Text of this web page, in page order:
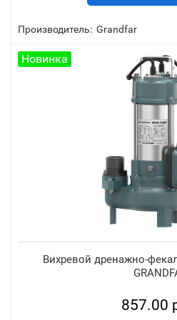
Производитель: Grandfar
Новинка
Вихревой дренажно-
857.00